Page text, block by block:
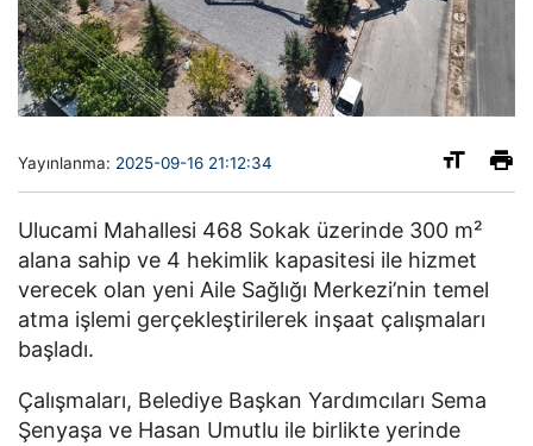
Yayınlanma: 2025-09-16 21:12:34
Ulucami Mahallesi 468 Sokak üzerinde 300 m²
alana sahip ve 4 hekimlik kapasitesi ile hizmet
verecek olan yeni Aile Sağlığı Merkezi’nin temel
atma işlemi gerçekleştirilerek inşaat çalışmaları
başladı.
Çalışmaları, Belediye Başkan Yardımcıları Sema
Şenyaşa ve Hasan Umutlu ile birlikte yerinde